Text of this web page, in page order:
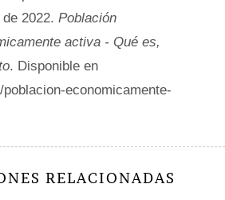
2022. Población
activa - Qué es,
. Disponible en
economicamente-
RELACIONADAS